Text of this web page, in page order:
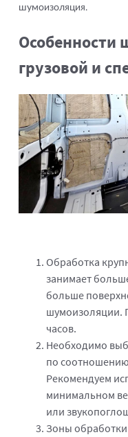
шумоизоляция.
Особенности
грузовой и
Обработка
занимает
больше
шумоизоляции.
часов.
Необходимо
по
Рекомендуем
минимальном
или
Зоны обработки